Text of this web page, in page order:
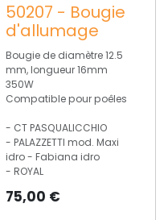
50207 - Bougie
d'allumage
Bougie de diamètre 12.5
mm, longueur 16mm
350W
Compatible pour poêles
- CT PASQUALICCHIO
- PALAZZETTI mod. Maxi
idro - Fabiana idro
- ROYAL
75,00 €